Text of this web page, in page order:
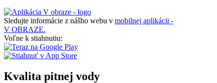
Sledujte informácie z nášho webu v mobilnej aplikácii -
V OBRAZE.
Voľne k stiahnutiu:
Kvalita pitnej vody